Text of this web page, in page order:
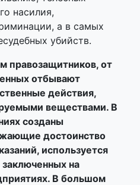
насилия,
а в самых
убийств.
правозащитников, от
отбывают
действия,
веществами. В
созданы
достоинство
используется
на
В большом